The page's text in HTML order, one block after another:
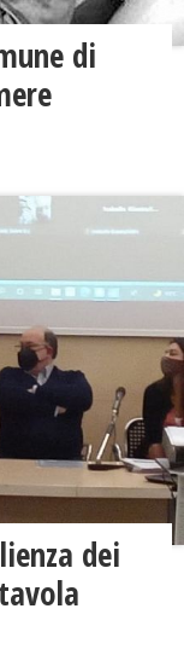
di
dei